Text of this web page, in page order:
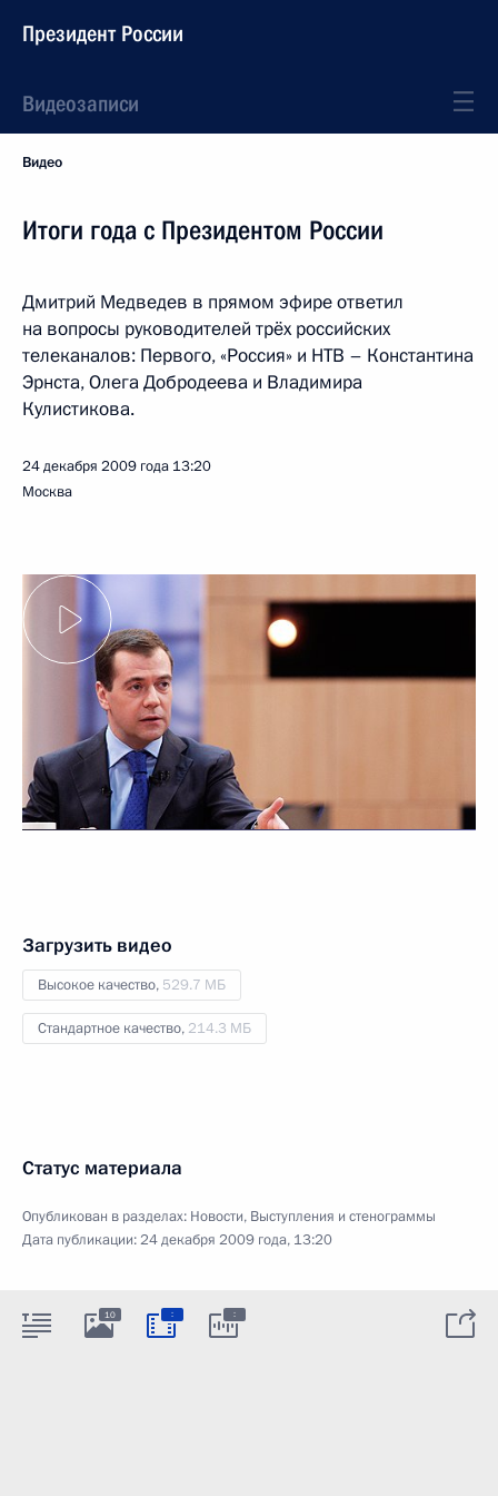
Президент России
Видеозаписи
Видео
Итоги года с Президентом России
Дмитрий Медведев в прямом эфире ответил
на вопросы руководителей трёх российских
телеканалов: Первого, «Россия» и НТВ – Константина
Эрнста, Олега Добродеева и Владимира
Кулистикова.
24 декабря 2009 года 13:20
Москва
Загрузить видео
Высокое качество, 529.7 МБ
Стандартное качество, 214.3 МБ
Статус материала
Опубликован в разделах: Новости, Выступления и стенограммы
Дата публикации:24 декабря 2009 года, 13:20
10 : :